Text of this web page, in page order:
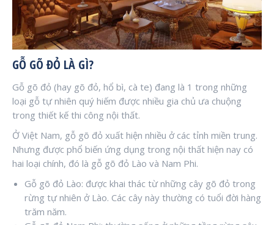
GỖ GÕ ĐỎ LÀ GÌ?
Gỗ gõ đỏ (hay gõ đỏ, hổ bì, cà te) đang là 1 trong những
loại gỗ tự nhiên quý hiếm được nhiều gia chủ ưa chuộng
trong thiết kế thi công nội thất.
Ở Việt Nam, gỗ gõ đỏ xuất hiện nhiều ở các tỉnh miền trung.
Nhưng được phổ biến ứng dụng trong nội thất hiện nay có
hai loại chính, đó là gỗ gõ đỏ Lào và Nam Phi.
Gỗ gõ đỏ Lào: được khai thác từ những cây gõ đỏ trong
rừng tự nhiên ở Lào. Các cây này thường có tuổi đời hàng
trăm năm.